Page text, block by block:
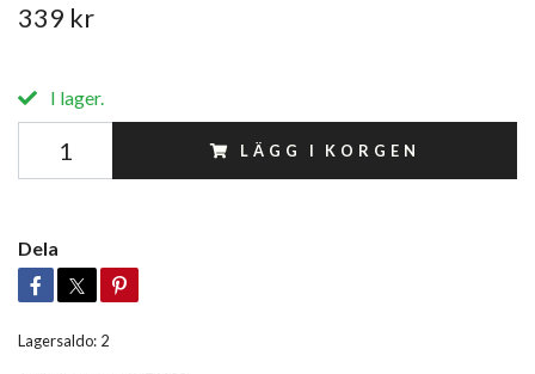
339 kr
I lager.
LÄGG I KORGEN
Dela
Lagersaldo: 2